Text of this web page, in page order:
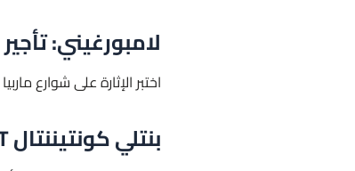
لامبورغيني:
اختبر الإثارة على شوارع
بنتلي كونتيننتال GT: فخامة بريطانية تتحدث عنك